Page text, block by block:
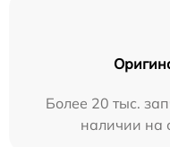
Более 20 тыс.
наличии на